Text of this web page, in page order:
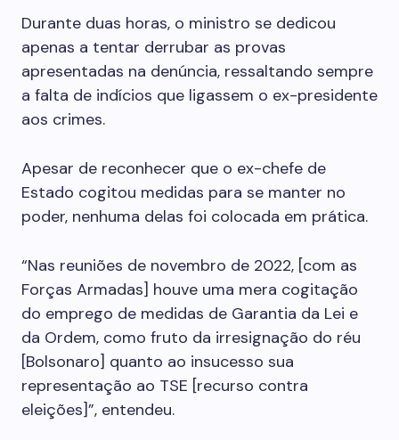
Durante duas horas, o ministro se dedicou
apenas a tentar derrubar as provas
apresentadas na denúncia, ressaltando sempre
a falta de indícios que ligassem o ex-presidente
aos crimes.
Apesar de reconhecer que o ex-chefe de
Estado cogitou medidas para se manter no
poder, nenhuma delas foi colocada em prática.
“Nas reuniões de novembro de 2022, [com as
Forças Armadas] houve uma mera cogitação
do emprego de medidas de Garantia da Lei e
da Ordem, como fruto da irresignação do réu
[Bolsonaro] quanto ao insucesso sua
representação ao TSE [recurso contra
eleições]”, entendeu.